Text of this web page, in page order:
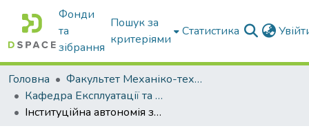
Фонди
та
зібрання
Пошук за
критеріями
Статистика
Головна
Факультет Механіко-технологічний
Кафедра Експлуатації та технічного сервісу машин
Інституційна автономія закладів вищої освіти України в контексті балансу свободи і відповідальності